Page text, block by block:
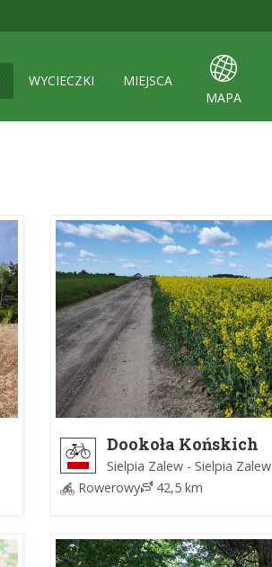
WYCIECZKI
MIEJSCA
MAPA
Dookoła Końskich
Sielpia Zalew - Sielpia Zalew
Rowerowy
42,5 km